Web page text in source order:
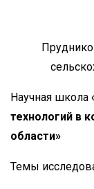
Научная школа
технологий в
области»
Темы